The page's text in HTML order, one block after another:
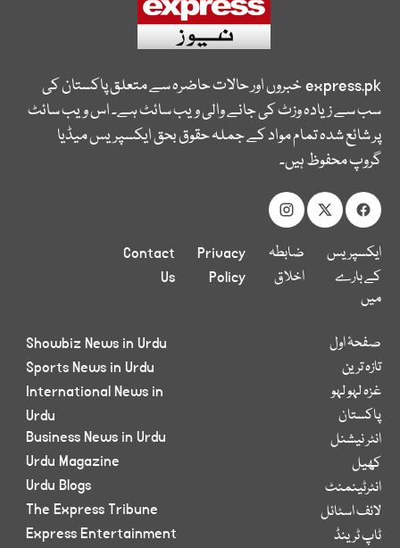
express.pkخبروں اور حالات حاضرہ سے متعلق پاکستان کی
سب سے زیادہ وزٹ کی جانے والی ویب سائٹ ہے۔ اس ویب سائٹ
پر شائع شدہ تمام مواد کے جملہ حقوق بحق ایکسپریس میڈیا
گروپ محفوظ ہیں۔
ایکسپریس
کے بارے
میں
ضابطہ
اخلاق
Privacy
Policy
Contact
Us
صفحۂ اول
تازہ ترین
غزہ لہو لہو
پاکستان
انٹر نیشنل
کھیل
انٹرٹینمنٹ
لائف اسٹائل
ٹاپ ٹرینڈ
Showbiz News in Urdu
Sports News in Urdu
International News in
Urdu
Business News in Urdu
Urdu Magazine
Urdu Blogs
The Express Tribune
Express Entertainment